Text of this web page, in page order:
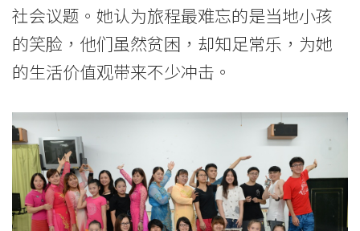
社会议题。她认为旅程最难忘的是当地小孩
的笑脸，他们虽然贫困，却知足常乐，为她
的生活价值观带来不少冲击。